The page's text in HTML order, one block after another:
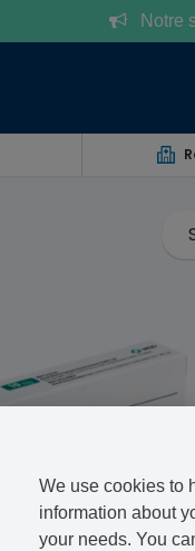
Notre
We use cookies to
information about
your needs. You